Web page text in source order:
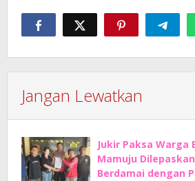
Jangan Lewatkan
Jukir Paksa Warga
Mamuju
Berdamai dengan